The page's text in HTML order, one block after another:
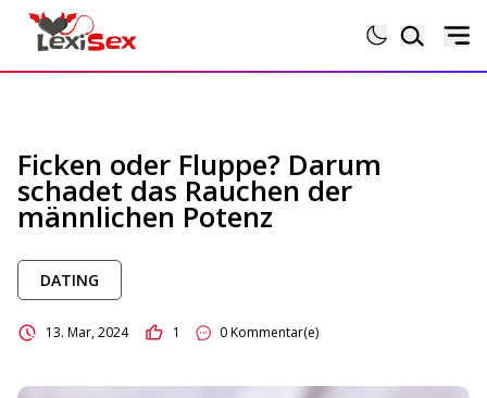
Lexikon
Testberichte
Sexgeschichten
Sextoytests
Ficken oder Fluppe? Darum
schadet das Rauchen der
männlichen Potenz
DATING
13. Mar, 2024 1 0 Kommentar(e)